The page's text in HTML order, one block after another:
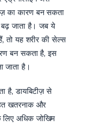
का कारण बन सकता
जाता है। जब ये
तो यह शरीर की सेल्स
बन सकता है, इस
जाता है।
है, डायबिटीज़ से
खतरनाक और
अधिक जोखिम